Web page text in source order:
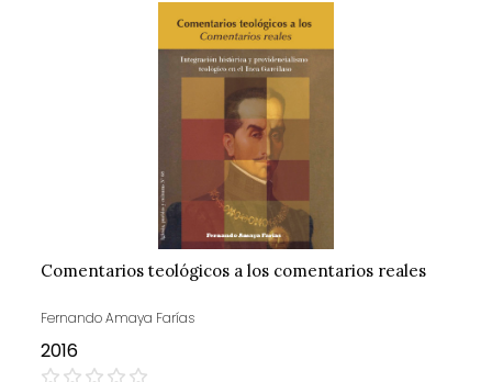
Comentarios teológicos a los comentarios reales
Fernando Amaya Farías
2016